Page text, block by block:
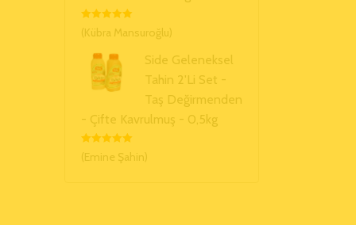
5 Üzerinden
5Oy Aldı
(Kübra Mansuroğlu)
Side Geleneksel
Tahin 2'li Set -
Taş Değirmenden
- Çifte Kavrulmuş - 0,5kg
5 Üzerinden
5Oy Aldı
(Emine Şahin)